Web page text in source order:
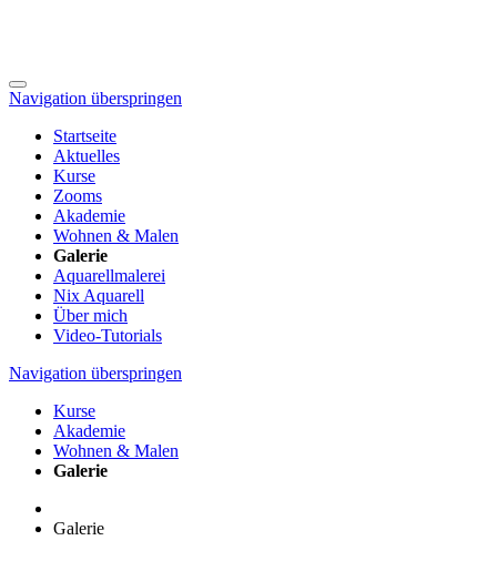
Navigation überspringen
Startseite
Aktuelles
Kurse
Zooms
Akademie
Wohnen & Malen
Galerie
Aquarellmalerei
Nix Aquarell
Über mich
Video-Tutorials
Navigation überspringen
Kurse
Akademie
Wohnen & Malen
Galerie
Galerie